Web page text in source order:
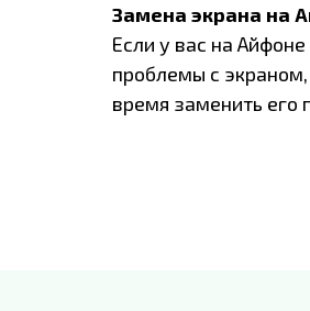
Если у вас на Айфоне
проблемы с
время заменить его